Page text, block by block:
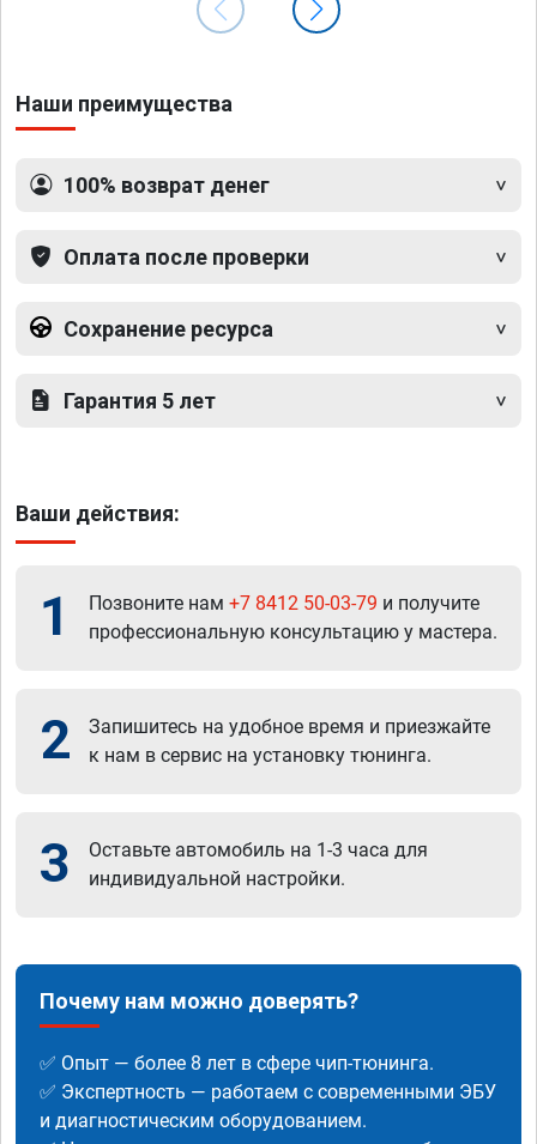
Наши преимущества
100% возврат денег
Оплата после проверки
Сохранение ресурса
Гарантия 5 лет
Ваши действия:
1 Позвоните нам +7 8412 50-03-79 и получите
профессиональную консультацию у мастера.
2
Запишитесь на удобное время и приезжайте
к нам в сервис на установку тюнинга.
3
Оставьте автомобиль на 1-3 часа для
индивидуальной настройки.
Почему нам можно доверять?
✅ Опыт — более 8 лет в сфере чип-тюнинга.
✅ Экспертность — работаем с современными ЭБУ
и диагностическим оборудованием.